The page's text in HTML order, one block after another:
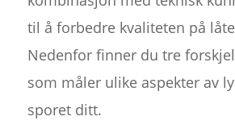
til å forbedre kvaliteten på
Nedenfor finner du tre
som måler ulike aspekter av
sporet ditt.